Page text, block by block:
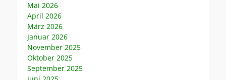
Mai 2026
April 2026
März 2026
Januar 2026
November 2025
Oktober 2025
September 2025